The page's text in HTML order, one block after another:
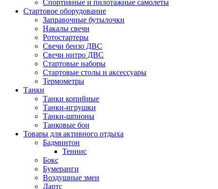
Спортивные и пилотажные самолеты
Стартовое оборудование
Заправочные бутылочки
Накалы свечи
Ротостартеры
Свечи бензо ДВС
Свечи нитро ДВС
Стартовые наборы
Стартовые столы и аксессуары
Термометры
Танки
Танки копийные
Танки-игрушки
Танки-шпионы
Танковые бои
Товары для активного отдыха
Бадминтон
Теннис
Бокс
Бумеранги
Воздушные змеи
Дартс